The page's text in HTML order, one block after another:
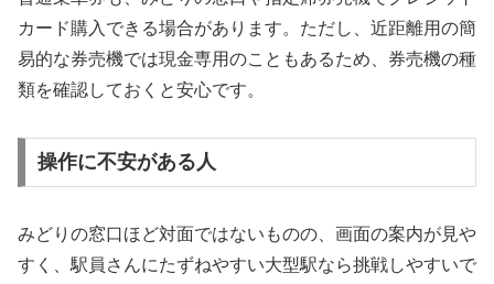
カード購入できる場合があります。ただし、近距離用の簡
易的な券売機では現金専用のこともあるため、券売機の種
類を確認しておくと安心です。
操作に不安がある人
みどりの窓口ほど対面ではないものの、画面の案内が見や
すく、駅員さんにたずねやすい大型駅なら挑戦しやすいで